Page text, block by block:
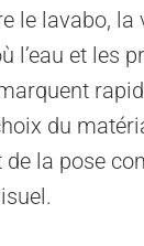
le lavabo, la
l’eau et les
du
la pose